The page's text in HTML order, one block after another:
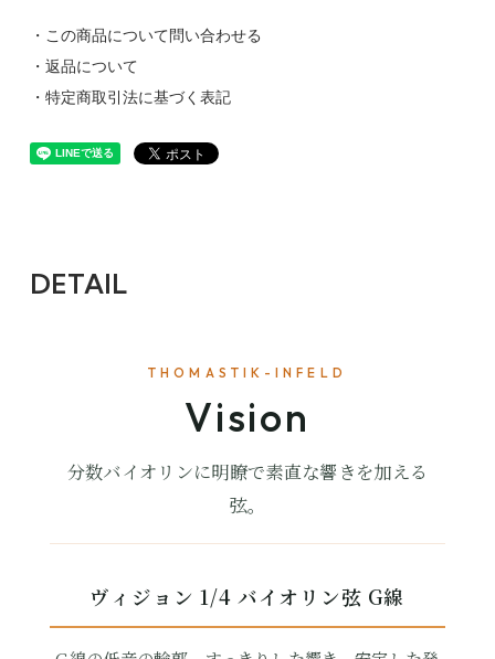
・この商品について問い合わせる
・返品について
・特定商取引法に基づく表記
DETAIL
THOMASTIK-INFELD
Vision
分数バイオリンに明瞭で素直な響きを加える
弦。
ヴィジョン 1/4 バイオリン弦 G線